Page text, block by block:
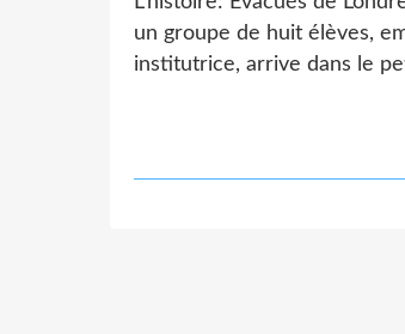
un groupe de huit élèves,
institutrice, arrive dans le